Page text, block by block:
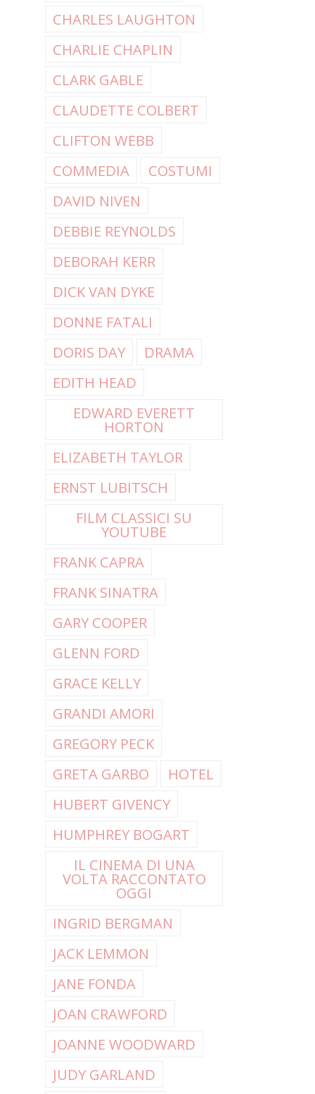
CHARLES LAUGHTON
CHARLIE CHAPLIN
CLARK GABLE
CLAUDETTE COLBERT
CLIFTON WEBB
COMMEDIA
COSTUMI
DAVID NIVEN
DEBBIE REYNOLDS
DEBORAH KERR
DICK VAN DYKE
DONNE FATALI
DORIS DAY
DRAMA
EDITH HEAD
EDWARD EVERETT
HORTON
ELIZABETH TAYLOR
ERNST LUBITSCH
FILM CLASSICI SU
YOUTUBE
FRANK CAPRA
FRANK SINATRA
GARY COOPER
GLENN FORD
GRACE KELLY
GRANDI AMORI
GREGORY PECK
GRETA GARBO
HOTEL
HUBERT GIVENCY
HUMPHREY BOGART
IL CINEMA DI UNA
VOLTA RACCONTATO
OGGI
INGRID BERGMAN
JACK LEMMON
JANE FONDA
JOAN CRAWFORD
JOANNE WOODWARD
JUDY GARLAND